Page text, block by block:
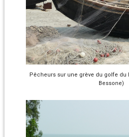
Pêcheurs sur une grève du golfe du
Bessone)